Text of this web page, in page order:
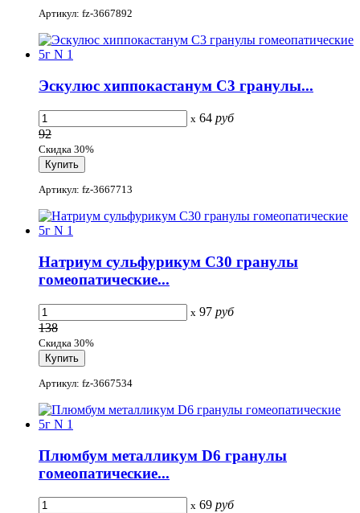
Артикул: fz-3667892
Эскулюс хиппокастанум С3 гранулы...
x 64 руб
92
Скидка 30%
Артикул: fz-3667713
Натриум сульфурикум C30 гранулы
гомеопатические...
x 97 руб
138
Скидка 30%
Артикул: fz-3667534
Плюмбум металликум D6 гранулы
гомеопатические...
x 69 руб